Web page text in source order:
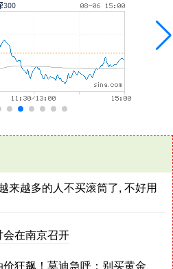
来越多的人不买滚筒了, 不好用
在南京召开
狂飙！莫迪急呼：别买黄金、